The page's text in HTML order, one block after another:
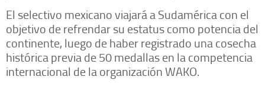
El selectivo mexicano viajará a Sudamérica con el
objetivo de refrendar su estatus como potencia del
continente, luego de haber registrado una cosecha
histórica previa de 50 medallas en la competencia
internacional de la organización WAKO.